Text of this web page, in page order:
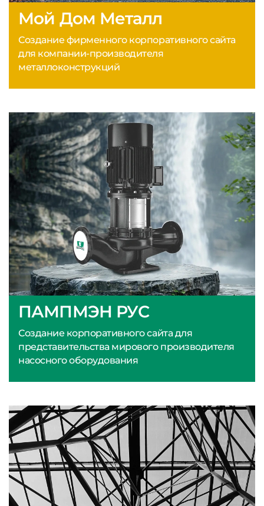
ПАМПМЭН РУС
Создание корпоративного сайта для
представительства мирового производителя
насосного оборудования
Мой Дом Металл
Создание фирменного корпоративного сайта
для компании-производителя
металлоконструкций